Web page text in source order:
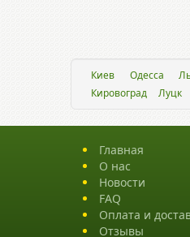
Киев Одесса
Кировоград
Луцк
Главная
О нас
Новости
FAQ
Оплата и
Отзывы